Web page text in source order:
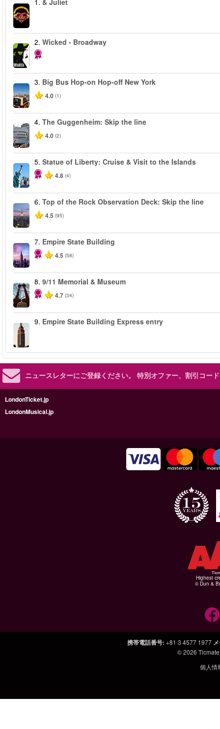
1. & Juliet
2. Wicked - Broadway
3. Big Bus Hop-on Hop-off New York
4.0 (1)
4. The Guggenheim: Skip the line
4.0 (2)
5. Statue of Liberty: Cruise & Visit to the Islands
4.8 (4)
6. Top of the Rock Observation Deck: Skip the line
4.5 (95)
7. Empire State Building
4.5 (58)
8. 9/11 Memorial & Museum
4.7 (34)
9. Empire State Building Express entry
ニュースレターにご登録ください。 特別オファー、割引コー
LondonTicket.jp
LondonMusical.jp
Highest
© Dun &
携帯電話番号: +81 3 4577 1977
© 2026
個人情